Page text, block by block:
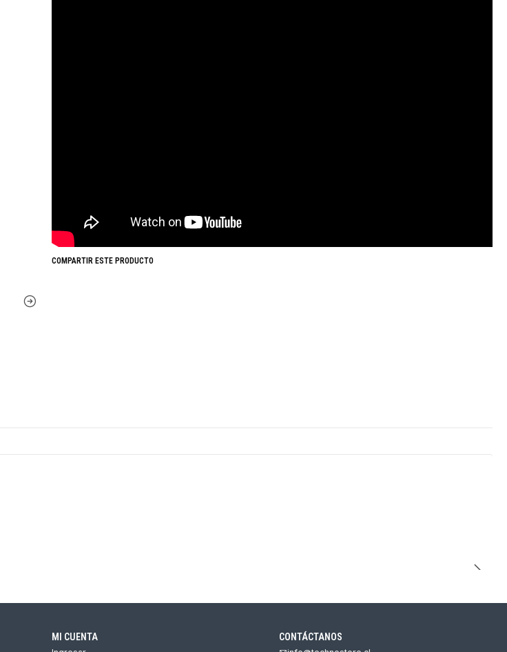
COMPARTIR ESTE PRODUCTO
MI CUENTA CONTÁCTANOS